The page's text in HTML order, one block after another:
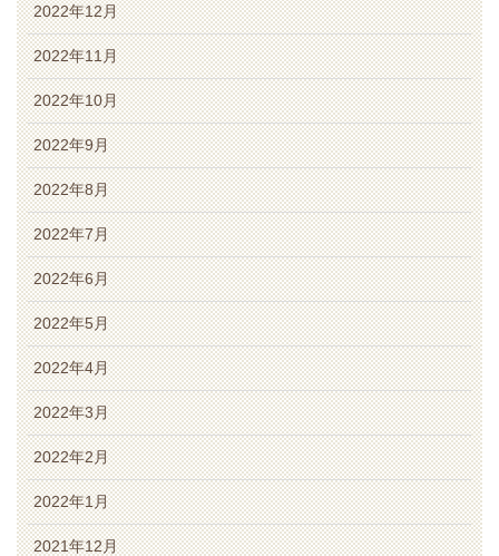
2022年12月
2022年11月
2022年10月
2022年9月
2022年8月
2022年7月
2022年6月
2022年5月
2022年4月
2022年3月
2022年2月
2022年1月
2021年12月